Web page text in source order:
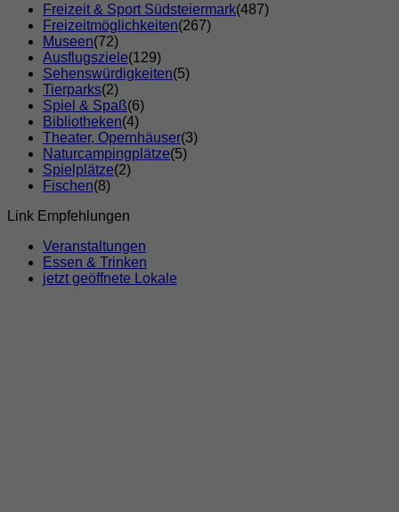
Freizeit & Sport Südsteiermark(487)
Freizeitmöglichkeiten(267)
Museen(72)
Ausflugsziele(129)
Sehenswürdigkeiten(5)
Tierparks(2)
Spiel & Spaß(6)
Bibliotheken(4)
Theater, Opernhäuser(3)
Naturcampingplätze(5)
Spielplätze(2)
Fischen(8)
Link Empfehlungen
Veranstaltungen
Essen & Trinken
jetzt geöffnete Lokale